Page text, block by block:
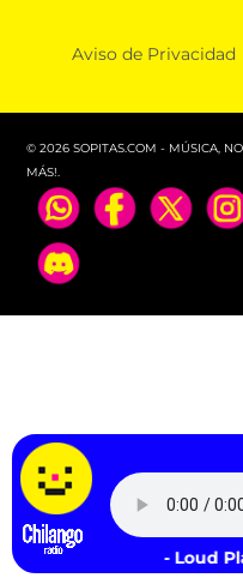
FIFA niega que
Aviso de Privacidad
© 2026 SOPITAS.COM - MÚSICA,
MÁS!.
(feat. Romy) - Loud Places